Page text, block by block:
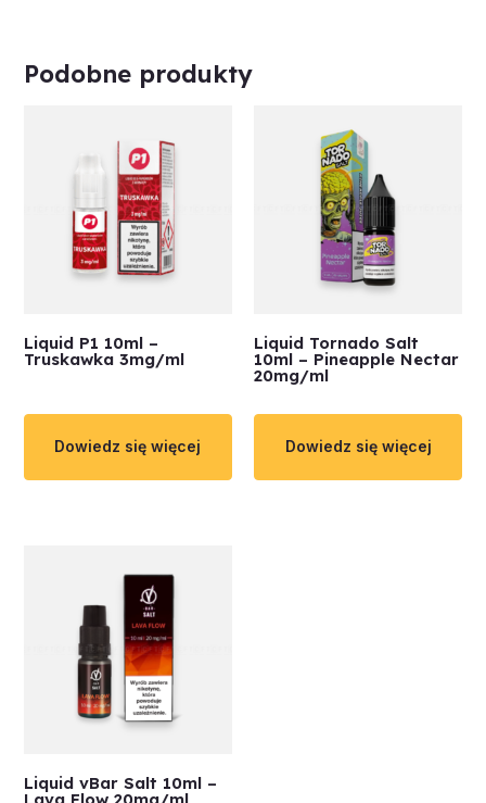
Podobne produkty
Liquid P1 10ml –
Truskawka 3mg/ml
Dowiedz się więcej
Liquid Tornado Salt
10ml – Pineapple Nectar
20mg/ml
Dowiedz się więcej
Liquid vBar Salt 10ml –